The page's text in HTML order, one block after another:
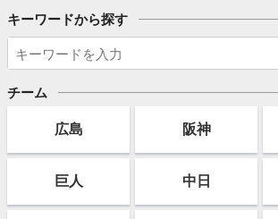
キーワードから探す
チーム
広島 阪神
巨人 中日